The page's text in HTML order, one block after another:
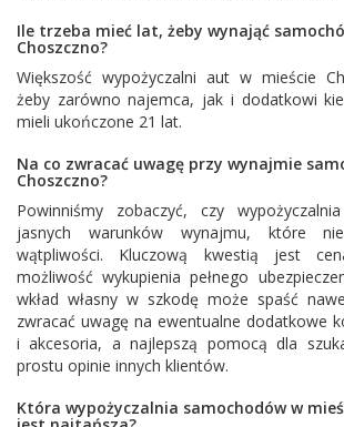
Ile trzeba mieć lat, żeby wynająć
Choszczno?
Większość wypożyczalni aut w mieście
żeby zarówno najemca, jak i dodatkowi
mieli ukończone 21 lat.
Na co zwracać uwagę przy wynajmie
Choszczno?
Powinniśmy zobaczyć, czy
jasnych warunków wynajmu, które
wątpliwości. Kluczową kwestią jest
możliwość wykupienia pełnego
wkład własny w szkodę może spaść
zwracać uwagę na ewentualne dodatkowe
i akcesoria, a najlepszą pomocą dla
prostu opinie innych klientów.
Która wypożyczalnia samochodów w